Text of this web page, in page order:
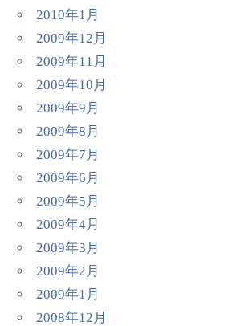
2010年1月
2009年12月
2009年11月
2009年10月
2009年9月
2009年8月
2009年7月
2009年6月
2009年5月
2009年4月
2009年3月
2009年2月
2009年1月
2008年12月